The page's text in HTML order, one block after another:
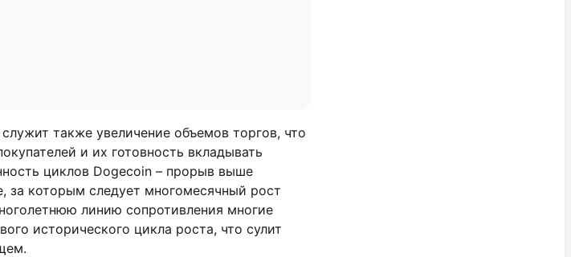
также увеличение объемов торгов, что
и их готовность вкладывать
циклов Dogecoin – прорыв выше
за которым следует многомесячный рост
линию сопротивления многие
исторического цикла роста, что сулит